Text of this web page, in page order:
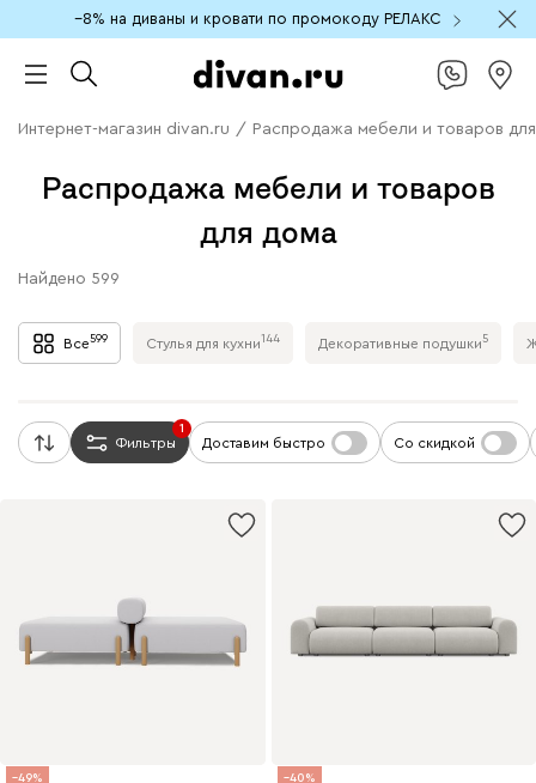
−8% на диваны и кровати по промокоду РЕЛАКС
Интернет-магазин divan.ru / Распродажа мебели и товаров
Распродажа мебели и товаров
для дома
Найдено 599
Все599 Стулья для кухни 144 Декоративные подушки5
Фильтры
1
Доставим быстро Со скидкой
49 40